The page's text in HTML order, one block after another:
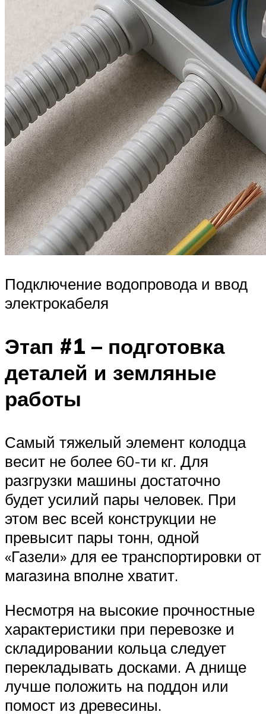
Подключение водопровода и ввод
электрокабеля
Этап #1 – подготовка
деталей и земляные
работы
Самый тяжелый элемент колодца
весит не более 60-ти кг. Для
разгрузки машины достаточно
будет усилий пары человек. При
этом вес всей конструкции не
превысит пары тонн, одной
«Газели» для ее транспортировки от
магазина вполне хватит.
Несмотря на высокие прочностные
характеристики при перевозке и
складировании кольца следует
перекладывать досками. А днище
лучше положить на поддон или
помост из древесины.